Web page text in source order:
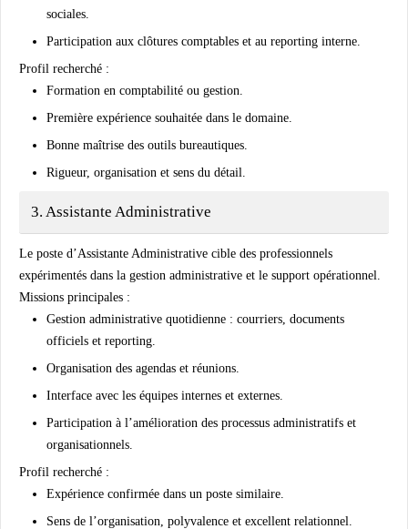
sociales.
Participation aux clôtures comptables et au reporting interne.
Profil recherché :
Formation en comptabilité ou gestion.
Première expérience souhaitée dans le domaine.
Bonne maîtrise des outils bureautiques.
Rigueur, organisation et sens du détail.
3. Assistante Administrative
Le poste d’Assistante Administrative cible des professionnels
expérimentés dans la gestion administrative et le support opérationnel.
Missions principales :
Gestion administrative quotidienne : courriers, documents
officiels et reporting.
Organisation des agendas et réunions.
Interface avec les équipes internes et externes.
Participation à l’amélioration des processus administratifs et
organisationnels.
Profil recherché :
Expérience confirmée dans un poste similaire.
Sens de l’organisation, polyvalence et excellent relationnel.